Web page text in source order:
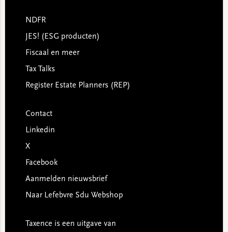
NDFR
JES! (ESG producten)
Fiscaal en meer
Tax Talks
Register Estate Planners (REP)
Contact
Linkedin
X
Facebook
Aanmelden nieuwsbrief
Naar Lefebvre Sdu Webshop
Taxence is een uitgave van